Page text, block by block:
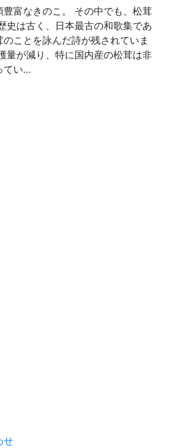
富なきのこ。 その中でも、松茸
史は古く、日本最古の和歌集であ
ことを詠んだ詩が残されていま
量が減り、特に国内産の松茸は非
てい…
せ